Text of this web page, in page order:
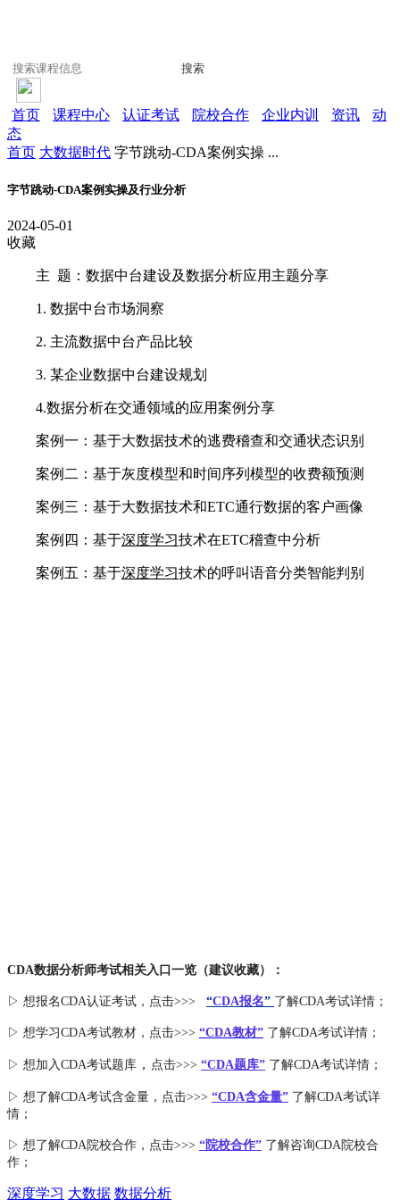
搜索
首页 课程中心 认证考试 院校合作 企业内训 资讯
动
态
首页 大数据时代 字节跳动-CDA案例实操 ...
字节跳动-CDA案例实操及行业分析
2024-05-01
收藏
主 题：数据中台建设及数据分析应用主题分享
1. 数据中台市场洞察
2. 主流数据中台产品比较
3. 某企业数据中台建设规划
4.数据分析在交通领域的应用案例分享
案例一：基于大数据技术的逃费稽查和交通状态识别
案例二：基于灰度模型和时间序列模型的收费额预测
案例三：基于大数据技术和ETC通行数据的客户画像
案例四：基于深度学习技术在ETC稽查中分析
案例五：基于深度学习技术的呼叫语音分类智能判别
CDA数据分析师考试相关入口一览（建议收藏）：
▷ 想报名CDA认证考试，点击>>> “CDA报名” 了解CDA考试详情；
▷ 想学习CDA考试教材，点击>>> “CDA教材” 了解CDA考试详情；
▷ 想加入CDA考试题库 ， 点击>>> “CDA题库” 了解CDA考试详情；
▷ 想了解CDA考试含金量 ，点击>>> “CDA含金量” 了解CDA考试详
情；
▷ 想了解CDA院校合作 ，点击>>> “院校合作” 了解咨询CDA院校合
作；
深度学习 大数据 数据分析